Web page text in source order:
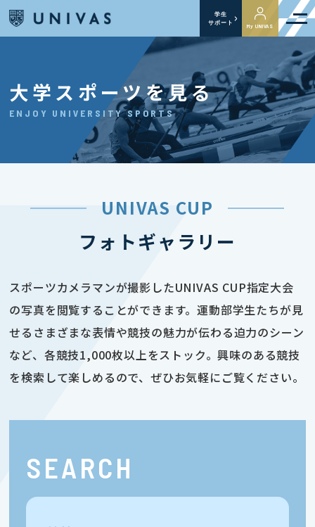
学生
サポート
My UNIVAS
大学スポーツを見る
ENJOY UNIVERSITY SPORTS
UNIVAS CUP
フォトギャラリー
スポーツカメラマンが撮影したUNIVAS CUP指定大会
の写真を閲覧することができます。運動部学生たちが見
せるさまざまな表情や競技の魅力が伝わる迫力のシーン
など、各競技1,000枚以上をストック。興味のある競技
を検索して楽しめるので、ぜひお気軽にご覧ください。
SEARCH